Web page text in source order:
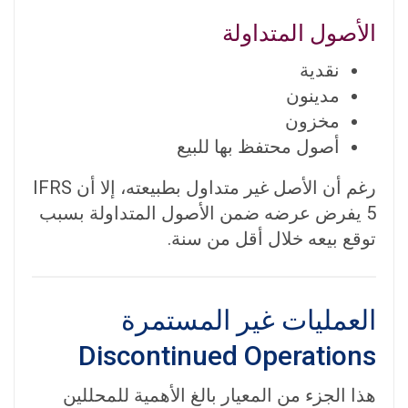
الأصول المتداولة
نقدية
مدينون
مخزون
أصول محتفظ بها للبيع
رغم أن الأصل غير متداول بطبيعته، إلا أن IFRS
5 يفرض عرضه ضمن الأصول المتداولة بسبب
توقع بيعه خلال أقل من سنة.
العمليات غير المستمرة
Discontinued Operations
هذا الجزء من المعيار بالغ الأهمية للمحللين